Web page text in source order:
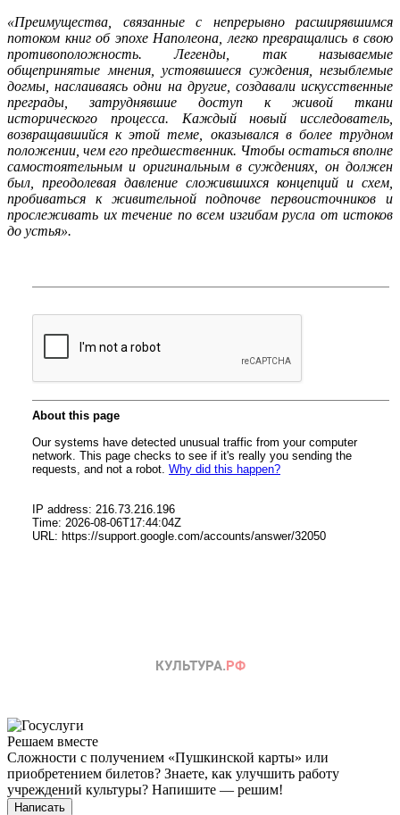
«Преимущества, связанные с непрерывно расширявшимся
потоком книг об эпохе Наполеона, легко превращались в свою
противоположность. Легенды, так называемые
общепринятые мнения, устоявшиеся суждения, незыблемые
догмы, наслаиваясь одни на другие, создавали искусственные
преграды, затруднявшие доступ к живой ткани
исторического процесса. Каждый новый исследователь,
возвращавшийся к этой теме, оказывался в более трудном
положении, чем его предшественник. Чтобы остаться вполне
самостоятельным и оригинальным в суждениях, он должен
был, преодолевая давление сложившихся концепций и схем,
пробиваться к живительной подпочве первоисточников и
прослеживать их течение по всем изгибам русла от истоков
до устья».
Решаем вместе
Сложности с получением «Пушкинской карты» или
приобретением билетов? Знаете, как улучшить работу
учреждений культуры? Напишите — решим!
Написать